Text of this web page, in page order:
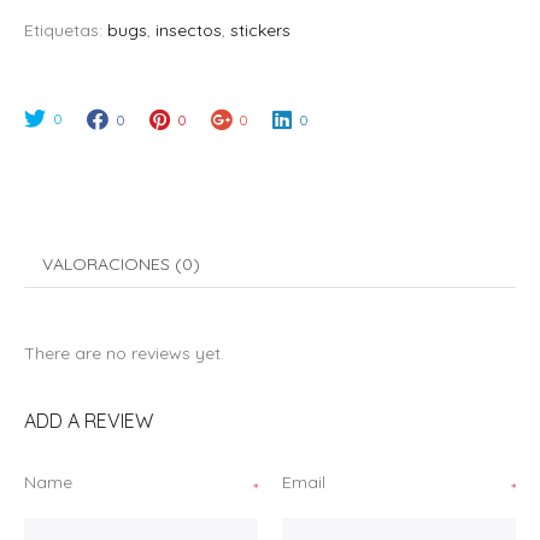
Etiquetas: bugs, insectos, stickers
0 0 0 0 0
VALORACIONES (0)
There are no reviews yet.
ADD A REVIEW
Name * Email *